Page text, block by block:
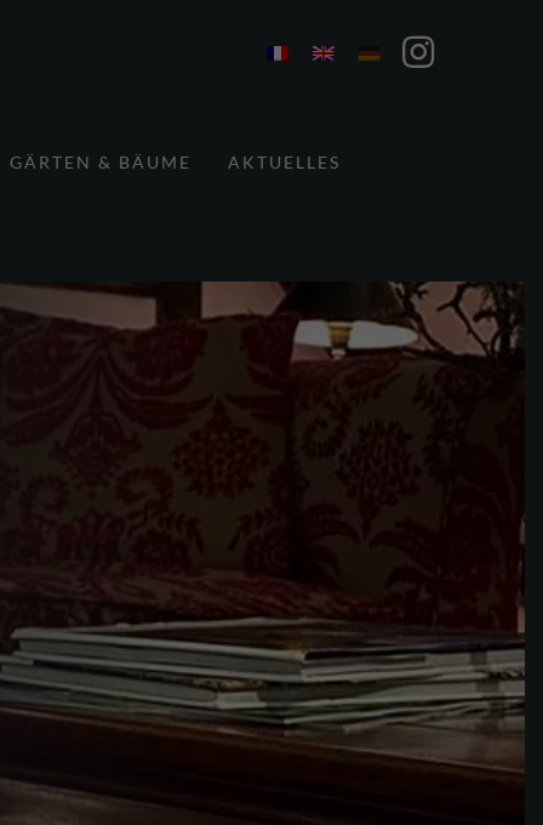
GÄRTEN & BÄUME AKTUELLES